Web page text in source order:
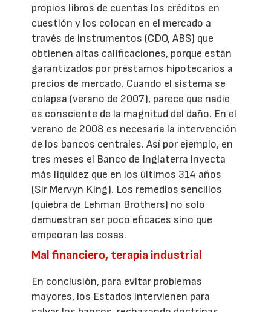
propios libros de cuentas los créditos en
cuestión y los colocan en el mercado a
través de instrumentos (CDO, ABS) que
obtienen altas calificaciones, porque están
garantizados por préstamos hipotecarios a
precios de mercado. Cuando el sistema se
colapsa (verano de 2007), parece que nadie
es consciente de la magnitud del daño. En el
verano de 2008 es necesaria la intervención
de los bancos centrales. Así por ejemplo, en
tres meses el Banco de Inglaterra inyecta
más liquidez que en los últimos 314 años
(Sir Mervyn King). Los remedios sencillos
(quiebra de Lehman Brothers) no solo
demuestran ser poco eficaces sino que
empeoran las cosas.
Mal financiero, terapia industrial
En conclusión, para evitar problemas
mayores, los Estados intervienen para